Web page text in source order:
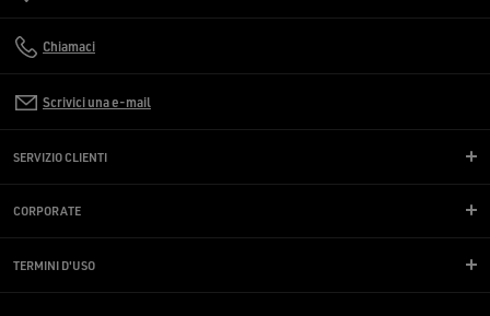
Chiamaci
Scrivici una e-mail
SERVIZIO CLIENTI
CORPORATE
TERMINI D'USO